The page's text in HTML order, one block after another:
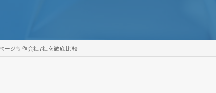
ージ制作会社7社を徹底比較